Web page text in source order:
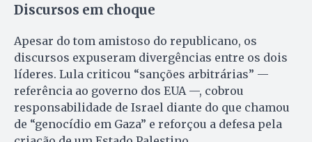
Discursos em choque
Apesar do tom amistoso do republicano, os
discursos expuseram divergências entre os dois
líderes. Lula criticou “sanções arbitrárias” —
referência ao governo dos EUA —, cobrou
responsabilidade de Israel diante do que chamou
de “genocídio em Gaza” e reforçou a defesa pela